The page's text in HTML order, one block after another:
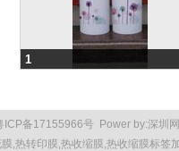
1
ICP备17155966号 Power by:深圳
,热转印膜,热收缩膜,热收缩膜标签